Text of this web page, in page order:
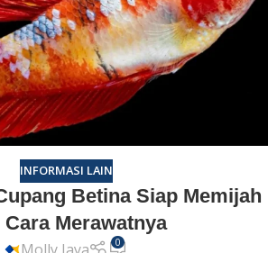
INFORMASI LAIN
Betina Siap Memijah
Cara Merawatnya
Molly Jaya 0